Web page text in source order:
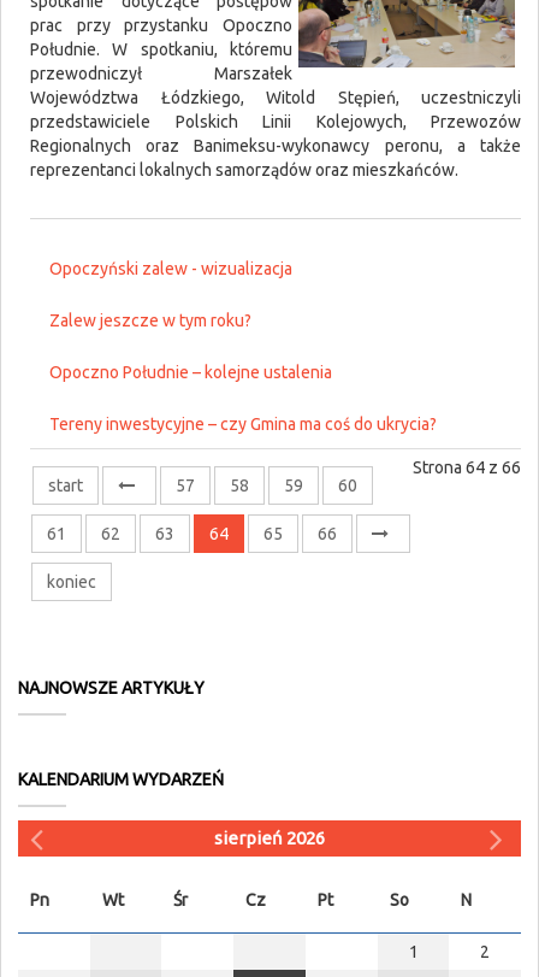
prac przy przystanku Opoczno
Południe. W spotkaniu, któremu
przewodniczył Marszałek
Województwa Łódzkiego, Witold Stępień, uczestniczyli
przedstawiciele Polskich Linii Kolejowych, Przewozów
Regionalnych oraz Banimeksu-wykonawcy peronu, a także
reprezentanci lokalnych samorządów oraz mieszkańców.
Opoczyński zalew - wizualizacja
Zalew jeszcze w tym roku?
Opoczno Południe – kolejne ustalenia
Tereny inwestycyjne – czy Gmina ma coś do ukrycia?
Strona 64 z 66
start
57 58 59 60
61 62 63 64 65 66
koniec
NAJNOWSZE ARTYKUŁY
KALENDARIUM WYDARZEŃ
sierpień 2026
Pn Wt Śr Cz Pt So N
1
2